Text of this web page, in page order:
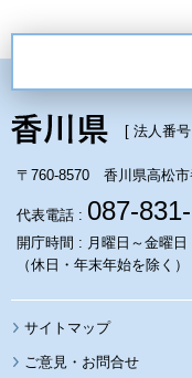
[ 法人番
〒760-8570 香川県高松市
代表電話 : 087-
開庁時間 : 月曜日～金曜
（休日・年末年始を除く）
サイトマップ